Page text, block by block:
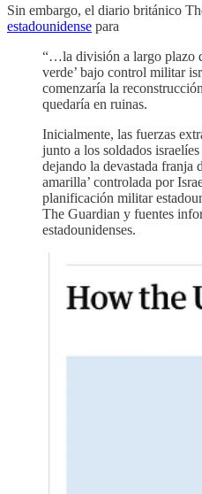
Sin embargo, el diario británico
estadounidense para
“…la división a largo plazo
verde’ bajo control militar
comenzaría la
quedaría en ruinas.
Inicialmente, las fuerzas
junto a los soldados
dejando la devastada franja
amarilla’ controlada por
planificación militar
The Guardian y fuentes
estadounidenses.